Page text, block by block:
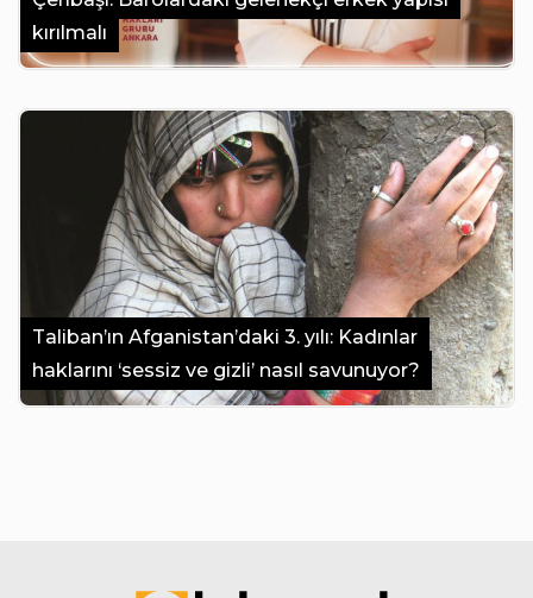
kırılmalı
Taliban’ın Afganistan’daki 3. yılı: Kadınlar
haklarını ‘sessiz ve gizli’ nasıl savunuyor?